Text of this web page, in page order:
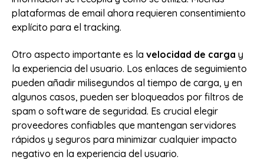
plataformas de email ahora requieren consentimiento
explícito para el tracking.
Otro aspecto importante es la velocidad de carga y
la experiencia del usuario. Los enlaces de seguimiento
pueden añadir milisegundos al tiempo de carga, y en
algunos casos, pueden ser bloqueados por filtros de
spam o software de seguridad. Es crucial elegir
proveedores confiables que mantengan servidores
rápidos y seguros para minimizar cualquier impacto
negativo en la experiencia del usuario.